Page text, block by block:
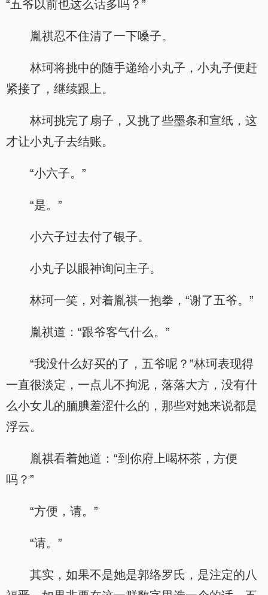
“五爷以前也这么话多吗？”
胤祺忍不住清了一下嗓子。
林珂将挑中的随手递给小丸子，小丸子便赶
紧接了，继续跟上。
林珂挑完了扇子，又挑了些墨条和宣纸，这
才让小丸子去结账。
“小六子。”
“是。”
小六子过去付了银子。
小丸子以眼神询问主子。
林珂一笑，对着胤祺一抱拳，“谢了五爷。”
胤祺道：“跟爷客气什么。”
“我没什么好买的了，五爷呢？”林珂表现得
一直很淡定，一点儿不拘泥，落落大方，没有什
么小女儿的腼腆羞涩什么的，那些对她来说都是
浮云。
胤祺看着她道：“到你府上喝杯茶，方便
吗？”
“方便，请。”
“请。”
其实，如果不是她是郭络罗氏，是注定的八